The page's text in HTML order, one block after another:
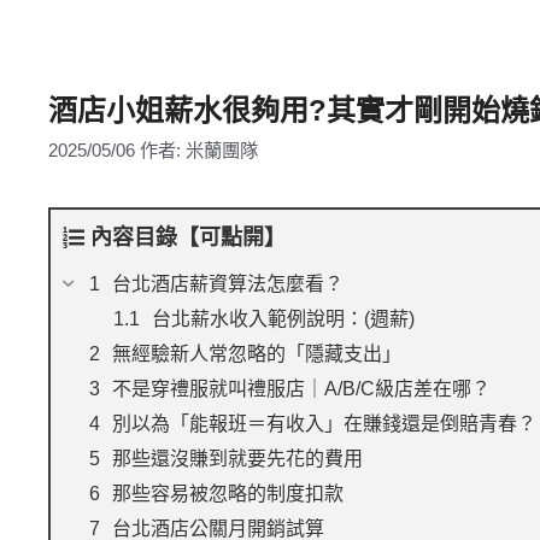
酒店小姐薪水很夠用?其實才剛開始燒
2025/05/06 作者: 米蘭團隊
內容目錄【可點開】
台北酒店薪資算法怎麼看？
台北薪水收入範例說明：(週薪)
無經驗新人常忽略的「隱藏支出」
不是穿禮服就叫禮服店｜A/B/C級店差在哪？
別以為「能報班＝有收入」在賺錢還是倒賠青春？
那些還沒賺到就要先花的費用
那些容易被忽略的制度扣款
台北酒店公關月開銷試算